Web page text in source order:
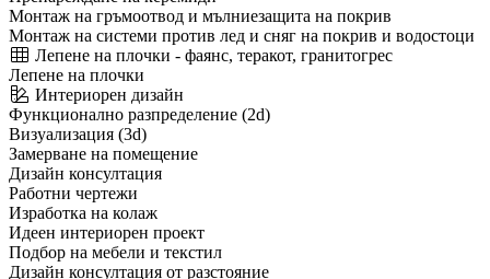
Монтаж на гръмоотвод и мълниезащита на покрив
Монтаж на системи против лед и сняг на покрив и водостоци
Лепене на плочки - фаянс, теракот, гранитогрес
Лепене на плочки
Интериорен дизайн
Функционално разпределение (2d)
Визуализация (3d)
Замерване на помещение
Дизайн консултация
Работни чертежи
Изработка на колаж
Идеен интериорен проект
Подбор на мебели и текстил
Дизайн консултация от разстояние